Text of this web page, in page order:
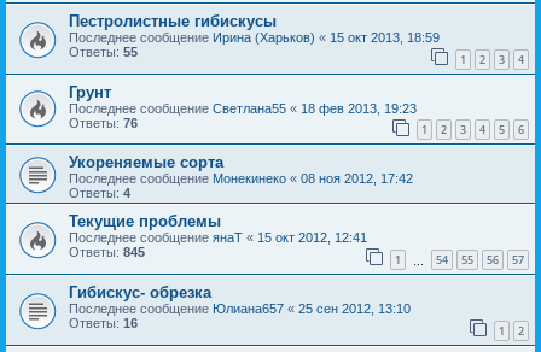
Пестролистные гибискусы
Последнее сообщение Ирина (Харьков) « 15 окт 2013, 18:59
Ответы: 55 1 2 3 4
Грунт
Последнее сообщение Светлана55 « 18 фев 2013, 19:23
Ответы: 76 1 2 3 4 5 6
Укореняемые сорта
Последнее сообщение Монекинеко « 08 ноя 2012, 17:42
Ответы: 4
Текущие проблемы
Последнее сообщение янаТ « 15 окт 2012, 12:41
Ответы: 845 1 54 55 56 57
Гибискус- обрезка
Последнее сообщение Юлиана657 « 25 сен 2012, 13:10
Ответы: 16 1 2